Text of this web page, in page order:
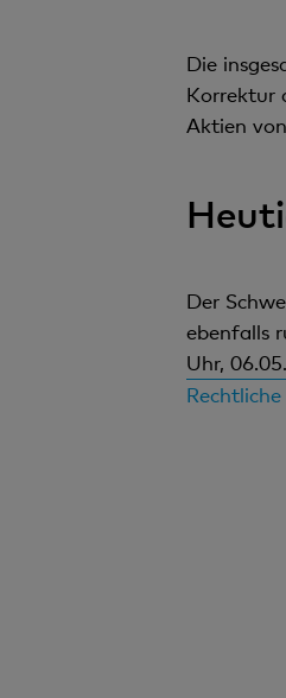
Die
Korrektur
Aktien
Der
ebenfalls
Uhr,